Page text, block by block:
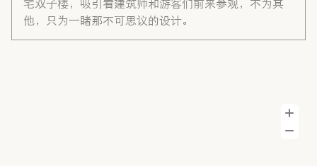
宅双子楼，吸引着建筑师和游客们前来参观，不为其
他，只为一睹那不可思议的设计。